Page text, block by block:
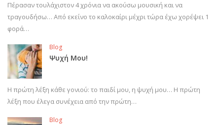
Πέρασαν τουλάχιστον 4 χρόνια να ακούσω μουσική και να
τραγουδήσω… Από εκείνο το καλοκαίρι μέχρι τώρα έχω χορέψει 1
φορά…
Blog
Ψυχή Μου!
Η πρώτη λέξη κάθε γονιού: το παιδί μου, η ψυχή μου… Η πρώτη
λέξη που έλεγα συνέχεια από την πρώτη…
Blog